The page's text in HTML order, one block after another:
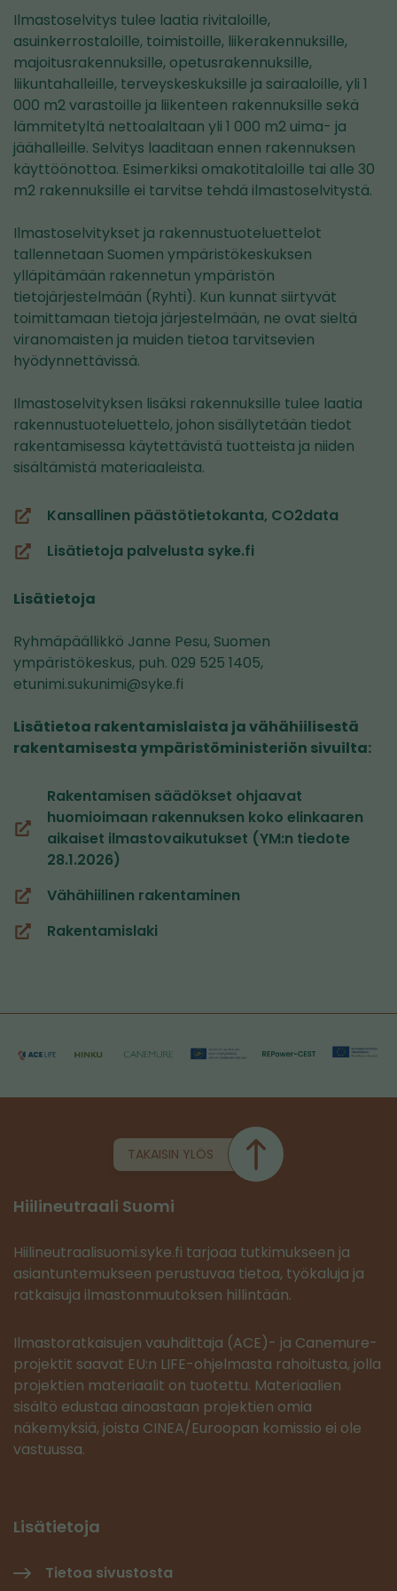
Ilmastoselvitys tulee laatia rivitaloille,
asuinkerrostaloille, toimistoille, liikerakennuksille,
majoitusrakennuksille, opetusrakennuksille,
liikuntahalleille, terveyskeskuksille ja sairaaloille, yli 1
000 m2 varastoille ja liikenteen rakennuksille sekä
lämmitetyltä nettoalaltaan yli 1 000 m2 uima- ja
jäähalleille. Selvitys laaditaan ennen rakennuksen
käyttöönottoa. Esimerkiksi omakotitaloille tai alle 30
m2 rakennuksille ei tarvitse tehdä ilmastoselvitystä.
Ilmastoselvitykset ja rakennustuoteluettelot
tallennetaan Suomen ympäristökeskuksen
ylläpitämään rakennetun ympäristön
tietojärjestelmään (Ryhti). Kun kunnat siirtyvät
toimittamaan tietoja järjestelmään, ne ovat sieltä
viranomaisten ja muiden tietoa tarvitsevien
hyödynnettävissä.
Ilmastoselvityksen lisäksi rakennuksille tulee laatia
rakennustuoteluettelo, johon sisällytetään tiedot
rakentamisessa käytettävistä tuotteista ja niiden
sisältämistä materiaaleista.
Kansallinen päästötietokanta, CO2data
(siirryt
toiseenLisätietoja palvelusta syke.fi
(siirryt
palveluun)
Lisätietoja
Ryhmäpäällikkö Janne Pesu, Suomen
ympäristökeskus, puh. 029 525 1405,
etunimi.sukunimi@syke.fi
Lisätietoa rakentamislaista ja vähähiilisestä
rakentamisesta ympäristöministeriön sivuilta:
Rakentamisen säädökset ohjaavat
huomioimaan rakennuksen koko elinkaaren
aikaiset ilmastovaikutukset (YM:n tiedote
28.1.2026)
(siirryt
toiseen
Vähähiilinen rakentaminen
(siirryt
toiseenRakentamislaki
(siirryt
TAKAISIN YLÖS
Hiilineutraali Suomi
Hiilineutraalisuomi.syke.fi tarjoaa tutkimukseen ja
asiantuntemukseen perustuvaa tietoa, työkaluja ja
ratkaisuja ilmastonmuutoksen hillintään.
Ilmastoratkaisujen vauhdittaja (ACE)- ja Canemure-
projektit saavat EU:n LIFE-ohjelmasta rahoitusta, jolla
projektien materiaalit on tuotettu. Materiaalien
sisältö edustaa ainoastaan projektien omia
näkemyksiä, joista CINEA/Euroopan komissio ei ole
vastuussa.
Lisätietoja
Tietoa sivustosta